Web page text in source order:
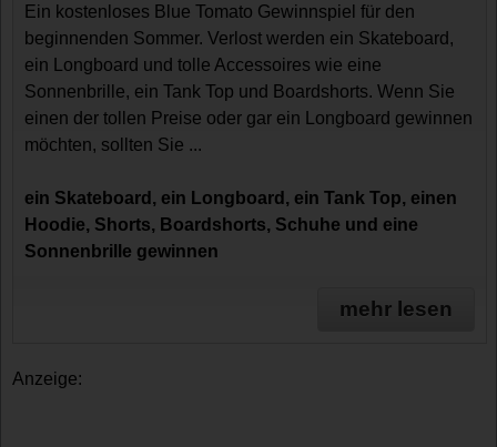
Ein kostenloses Blue Tomato Gewinnspiel für den
beginnenden Sommer. Verlost werden ein Skateboard,
ein Longboard und tolle Accessoires wie eine
Sonnenbrille, ein Tank Top und Boardshorts. Wenn Sie
einen der tollen Preise oder gar ein Longboard gewinnen
möchten, sollten Sie ...
ein Skateboard, ein Longboard, ein Tank Top, einen
Hoodie, Shorts, Boardshorts, Schuhe und eine
Sonnenbrille gewinnen
mehr lesen
Anzeige: